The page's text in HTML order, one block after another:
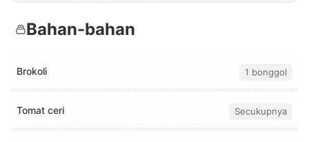
Bahan-bahan
Brokoli 1 bonggol
Tomat ceri Secukupnya